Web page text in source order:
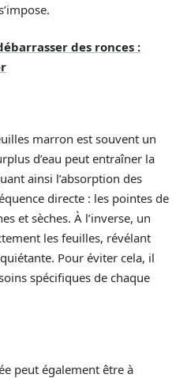
des ronces :
marron est souvent un
d’eau peut entraîner la
ainsi l’absorption des
directe : les pointes de
et sèches. À l’inverse, un
les feuilles, révélant
Pour éviter cela, il
spécifiques de chaque
peut également être à